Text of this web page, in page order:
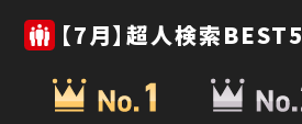
【7月】超人検索BEST5